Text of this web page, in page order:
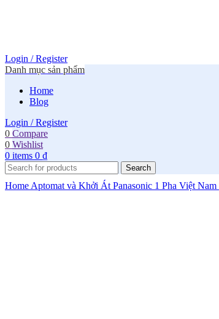
Login / Register
Danh mục sản phẩm
Home
Blog
Login / Register
0 Compare
0 Wishlist
0 items 0 ₫
Search
Home Aptomat và Khởi Át Panasonic 1 Pha Việt Nam